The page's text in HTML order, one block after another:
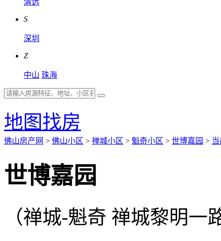
S
深圳
Z
中山 珠海
地图找房
佛山房产网 > 佛山小区 > 禅城小区 > 魁奇小区 > 世博嘉园 >
世博嘉园
（禅城-魁奇 禅城黎明